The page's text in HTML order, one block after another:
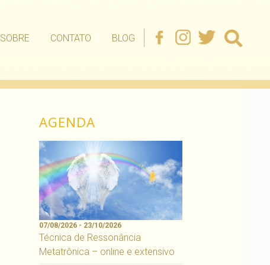
SOBRE CONTATO BLOG
AGENDA
07/08/2026 - 23/10/2026
Técnica de Ressonância
Metatrônica – online e extensivo